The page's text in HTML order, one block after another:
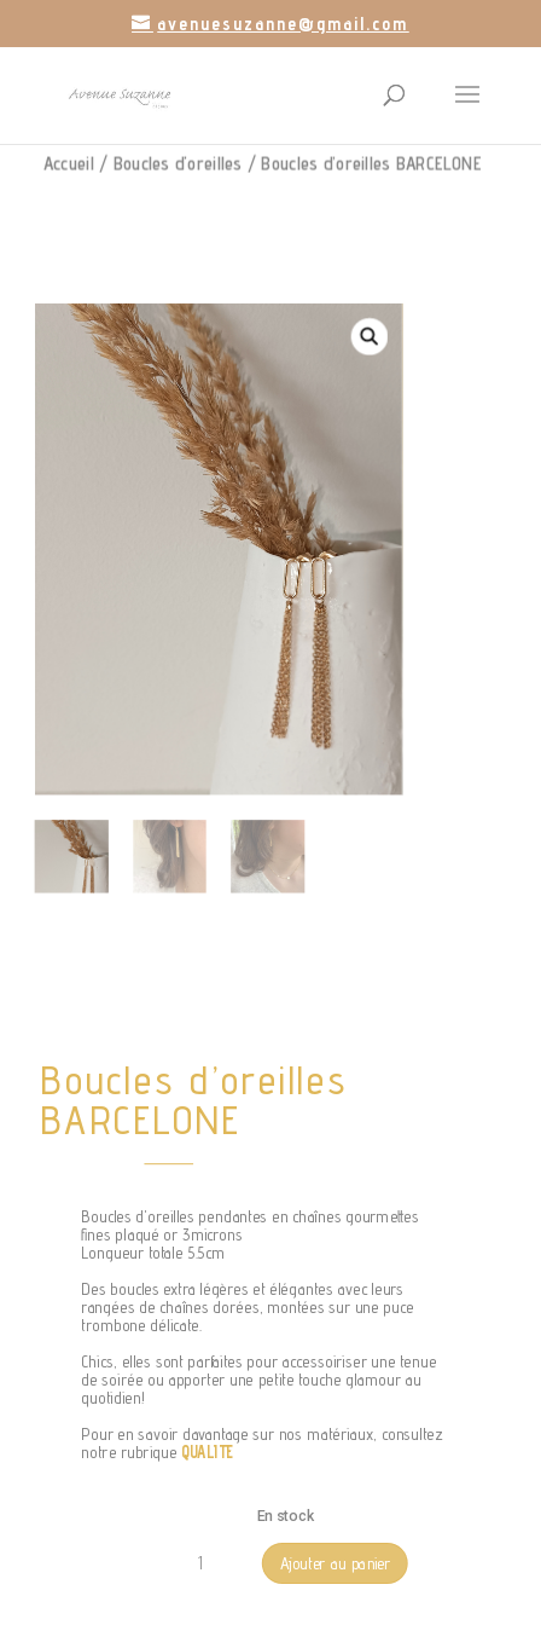
avenuesuzanne@gmail.com
Accueil/ Boucles d'oreilles / Boucles d’oreilles BARCELONE
Boucles d’oreilles
BARCELONE
Boucles d'oreilles pendantes en chaînes gourmettes
fines plaqué or 3microns
Longueur totale 5.5cm
Des boucles extra légères et élégantes avec leurs
rangées de chaînes dorées, montées sur une puce
trombone délicate.
Chics, elles sont parfaites pour accessoiriser une tenue
de soirée ou apporter une petite touche glamour au
quotidien!
Pour en savoir davantage sur nos matériaux, consultez
notre rubrique QUALITE
En stock
Ajouter au panier